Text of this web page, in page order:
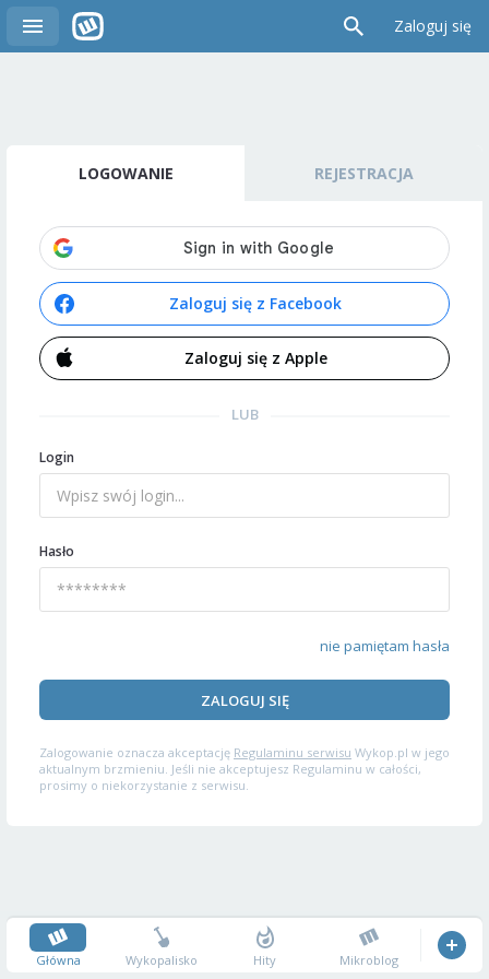
Zaloguj się
LOGOWANIE REJESTRACJA
Zaloguj się z Facebook
Zaloguj się z Apple
LUB
Login
Hasło
nie pamiętam hasła
ZALOGUJ SIĘ
Zalogowanie oznacza akceptację Regulaminu serwisu Wykop.pl w jego
aktualnym brzmieniu. Jeśli nie akceptujesz Regulaminu w całości,
prosimy o niekorzystanie z serwisu.
Główna Wykopalisko Hity Mikroblog